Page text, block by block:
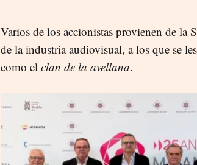
Varios de los accionistas provienen de la
de la industria audiovisual, a los que se
como el clan de la avellana.